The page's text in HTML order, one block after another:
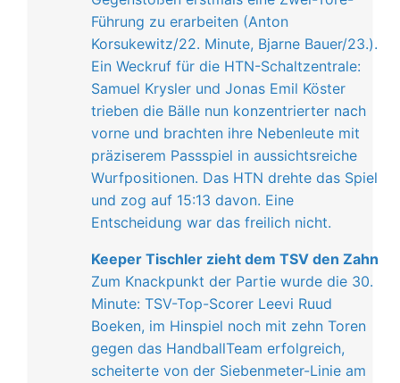
Führung zu erarbeiten (Anton
Korsukewitz/22. Minute, Bjarne Bauer/23.).
Ein Weckruf für die HTN-Schaltzentrale:
Samuel Krysler und Jonas Emil Köster
trieben die Bälle nun konzentrierter nach
vorne und brachten ihre Nebenleute mit
präziserem Passspiel in aussichtsreiche
Wurfpositionen. Das HTN drehte das Spiel
und zog auf 15:13 davon. Eine
Entscheidung war das freilich nicht.
Keeper Tischler zieht dem TSV den Zahn
Zum Knackpunkt der Partie wurde die 30.
Minute: TSV-Top-Scorer Leevi Ruud
Boeken, im Hinspiel noch mit zehn Toren
gegen das HandballTeam erfolgreich,
scheiterte von der Siebenmeter-Linie am